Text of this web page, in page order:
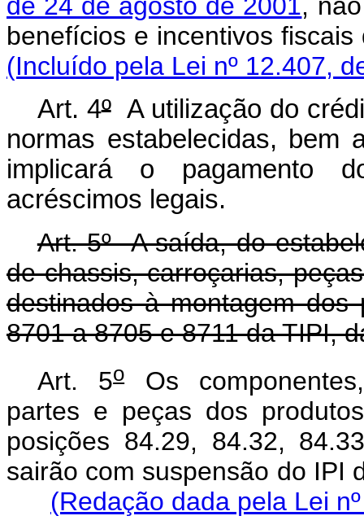
benefícios e
(Incluído pela Lei nº 12.407,
Art. 4ºA utilização do
normas estabelecidas, bem
implicará o pagamento
acréscimos legais.
Art. 5º A saída, do
de chassis, carroçarias,
destinados à montagem dos
8701 a 8705 e 8711 da TIPI,
Art. 5oOs
partes e peças dos
posições 84.29, 84.32,
sairão com suspensão do
(Redação dada pela Lei